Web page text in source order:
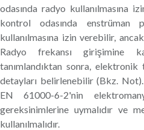
odasında radyo kullanılmasına
kontrol odasında enstrüman
kullanılmasına izin verebilir,
Radyo frekansı girişimine
tanımlandıktan sonra, elektronik
detayları belirlenebilir (Bkz.
EN 61000-6-2'nin
gereksinimlerine uymalıdır ve
kullanılmalıdır.